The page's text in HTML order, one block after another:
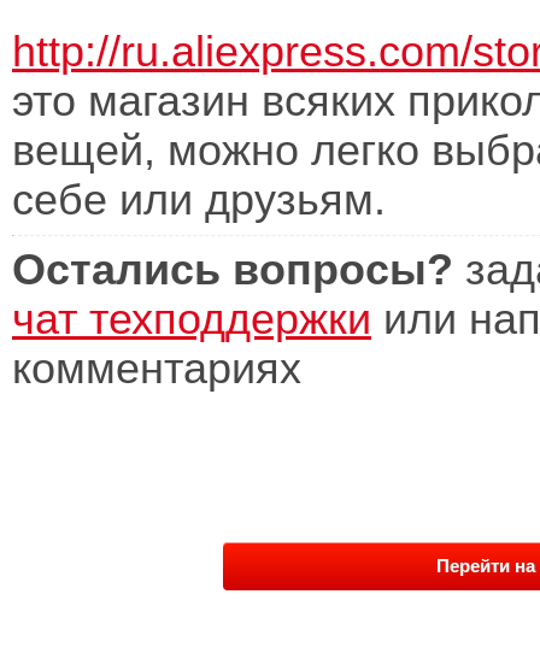
http://ru.aliexpress.com/
это магазин всяких
вещей, можно легко
себе или друзьям.
Остались вопросы?
чат техподдержки или
комментариях
Перейти